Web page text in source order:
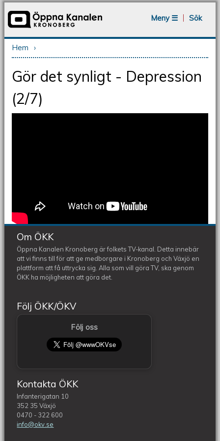
Meny ☰
Sök
Du är här
Hem ›
Gör det synligt - Depression
(2/7)
Om ÖKK
Öppna Kanalen Kronoberg är folkets TV-kanal. Detta innebär
att vi finns till för att ge medborgare i Kronoberg och Växjö en
plattform att få uttrycka sig. Alla som vill göra TV, ska genom
ÖKK ha möjligheten att göra det.
Följ ÖKK/ÖKV
Följ oss
Kontakta ÖKK
Infanterigatan 10
352 35 Växjö
0470 - 322 600
info@okv.se